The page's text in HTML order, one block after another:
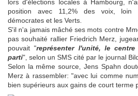
lors d'élections locales à Hambourg,
position avec 11,2% des voix, loin
démocrates et les Verts.
S'il n'a jamais mâché ses mots contre
pas souhaité rallier Friedrich Merz,
pouvait "représenter l'unité, le
parti", selon un SMS cité par le journal
Selon la même source, Jens Spahn
Merz à rassembler: "avec lui comme
bien supérieurs aux gains de court terme